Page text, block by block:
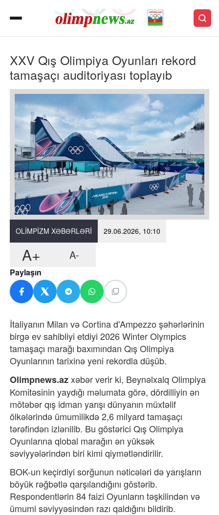
XXV Qış Olimpiya Oyunları rekord
tamaşaçı auditoriyası toplayıb
OLIMPIZM XƏBƏRLƏRI 29.06.2026, 10:10
A+ A-
Paylaşın
İtaliyanın Milan və Cortina d'Ampezzo şəhərlərinin
birgə ev sahibliyi etdiyi 2026 Winter Olympics
tamaşaçı marağı baxımından Qış Olimpiya
Oyunlarının tarixinə yeni rekordla düşüb.
Olimpnews.azxəbər verir ki, Beynəlxalq Olimpiya
Komitəsinin yaydığı məlumata görə, dördilliyin ən
mötəbər qış idman yarışı dünyanın müxtəlif
ölkələrində ümumilikdə 2,6 milyard tamaşaçı
tərəfindən izlənilib. Bu göstərici Qış Olimpiya
Oyunlarına qlobal marağın ən yüksək
səviyyələrindən biri kimi qiymətləndirilir.
BOK-un keçirdiyi sorğunun nəticələri də yarışların
böyük rəğbətlə qarşılandığını göstərib.
Respondentlərin 84 faizi Oyunların təşkilindən və
ümumi səviyyəsindən razı qaldığını bildirib.